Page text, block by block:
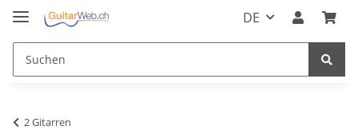
DE
2 Gitarren